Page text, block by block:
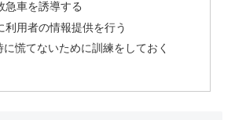
急車を誘導する
利用者の情報提供を行う
に慌てないために訓練をしておく